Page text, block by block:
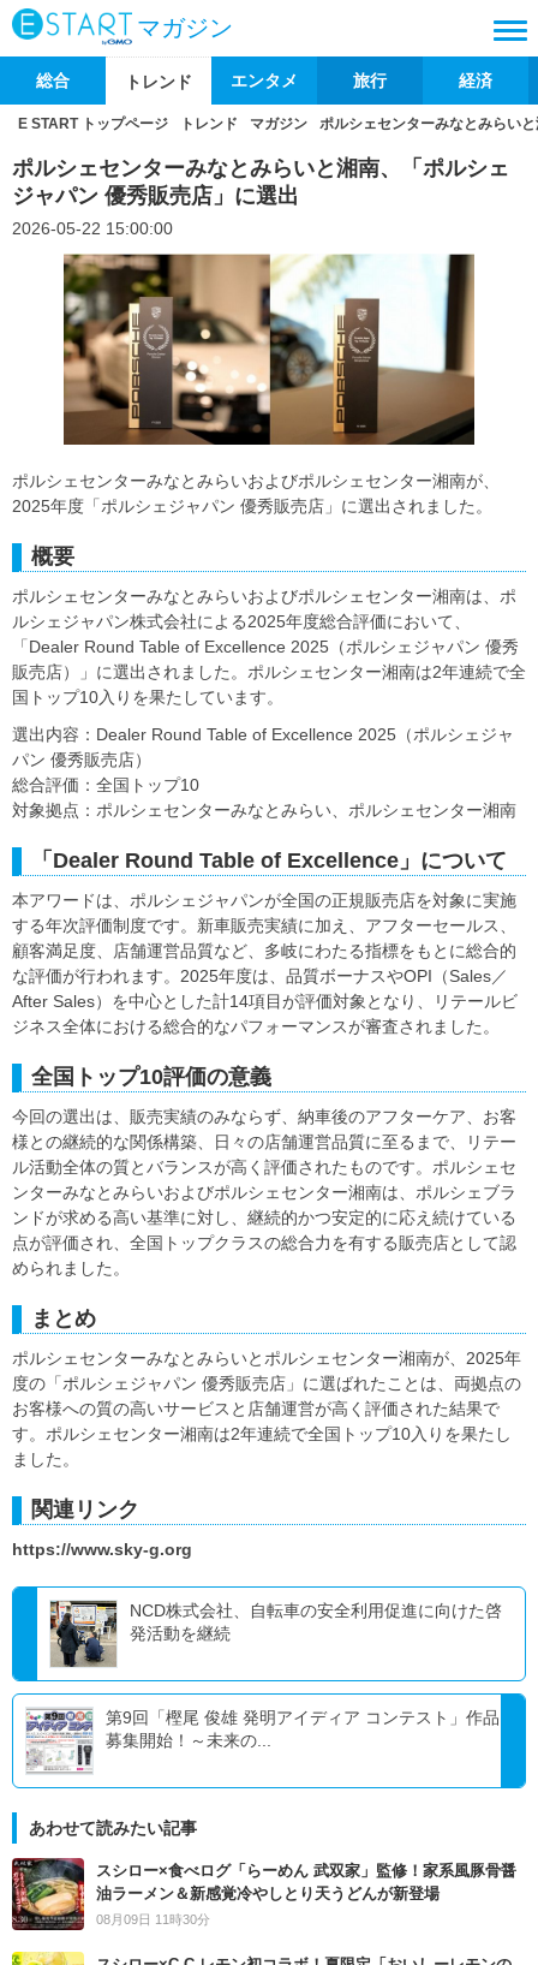
マガジン
総合 トレンド エンタメ 旅行 経済
E START トップページ トレンド マガジン ポルシェセンターみなとみらい
ポルシェセンターみなとみらいと湘南、「ポルシェ
ジャパン 優秀販売店」に選出
2026-05-22 15:00:00
ポルシェセンターみなとみらいおよびポルシェセンター湘南が、
2025年度「ポルシェジャパン 優秀販売店」に選出されました。
概要
ポルシェセンターみなとみらいおよびポルシェセンター湘南は、ポ
ルシェジャパン株式会社による2025年度総合評価において、
「Dealer Round Table of Excellence 2025（ポルシェジャパン 優秀
販売店）」に選出されました。ポルシェセンター湘南は2年連続で全
国トップ10入りを果たしています。
選出内容：Dealer Round Table of Excellence 2025（ポルシェジャ
パン 優秀販売店）
総合評価：全国トップ10
対象拠点：ポルシェセンターみなとみらい、ポルシェセンター湘南
「Dealer Round Table of Excellence」について
本アワードは、ポルシェジャパンが全国の正規販売店を対象に実施
する年次評価制度です。新車販売実績に加え、アフターセールス、
顧客満足度、店舗運営品質など、多岐にわたる指標をもとに総合的
な評価が行われます。2025年度は、品質ボーナスやOPI（Sales／
After Sales）を中心とした計14項目が評価対象となり、リテールビ
ジネス全体における総合的なパフォーマンスが審査されました。
全国トップ10評価の意義
今回の選出は、販売実績のみならず、納車後のアフターケア、お客
様との継続的な関係構築、日々の店舗運営品質に至るまで、リテー
ル活動全体の質とバランスが高く評価されたものです。ポルシェセ
ンターみなとみらいおよびポルシェセンター湘南は、ポルシェブラ
ンドが求める高い基準に対し、継続的かつ安定的に応え続けている
点が評価され、全国トップクラスの総合力を有する販売店として認
められました。
まとめ
ポルシェセンターみなとみらいとポルシェセンター湘南が、2025年
度の「ポルシェジャパン 優秀販売店」に選ばれたことは、両拠点の
お客様への質の高いサービスと店舗運営が高く評価された結果で
す。ポルシェセンター湘南は2年連続で全国トップ10入りを果たし
ました。
関連リンク
https://www.sky-g.org
NCD株式会社、自転車の安全利用促進に向けた啓
発活動を継続
第9回「樫尾 俊雄 発明アイディア コンテスト」作品
募集開始！～未来の...
あわせて読みたい記事
スシロー×食べログ「らーめん 武双家」監修！家系風豚骨醤
油ラーメン＆新感覚冷やしとり天うどんが新登場
08月09日 11時30分